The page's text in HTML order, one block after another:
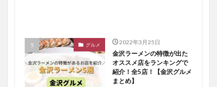
グルメ 2022年3月25日
金沢ラーメンの特徴が出た
オススメ店をランキングで
紹介！全5店！【金沢グルメ
まとめ】